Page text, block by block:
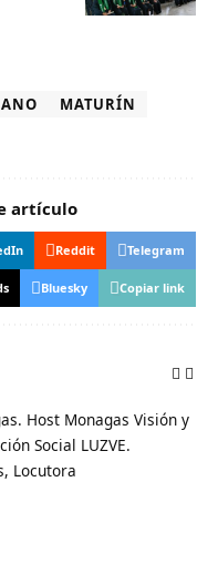
MATURÍN
artículo
Reddit Telegram
Bluesky Copiar link
Host Monagas Visión y
Social LUZVE.
Locutora